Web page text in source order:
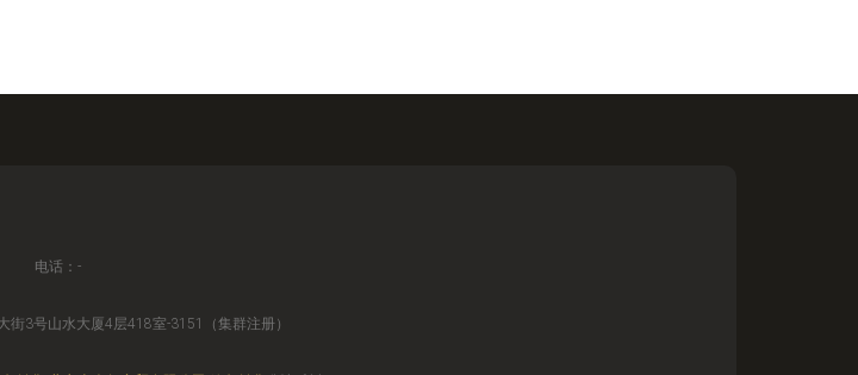
电话：-
街3号山水大厦4层418室-3151（集群注册）